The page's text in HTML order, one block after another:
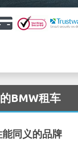
BMW租车
同义的品牌